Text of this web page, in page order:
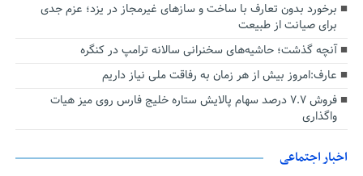
برخورد بدون تعارف با ساخت‌ و سازهای غیرمجاز در یزد؛ عزم جدی
برای صیانت از طبیعت
آنچه گذشت؛ حاشیه‌های سخنرانی سالانه ترامپ در کنگره
عارف:امروز بیش از هر زمان به رفاقت ملی نیاز داریم
فروش ۷.۷ درصد سهام پالایش ستاره خلیج فارس روی میز هیات
واگذاری
اخبار اجتماعی